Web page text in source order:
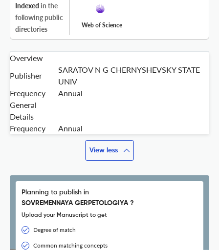
Indexed in the
following public
directories
Web of Science
Overview
Publisher
SARATOV N G CHERNYSHEVSKY STATE
UNIV
Frequency
Annual
General
Details
Frequency
Annual
View less
Planning to publish in
SOVREMENNAYA GERPETOLOGIYA ?
Upload your Manuscript to get
Degree of match
Common matching concepts